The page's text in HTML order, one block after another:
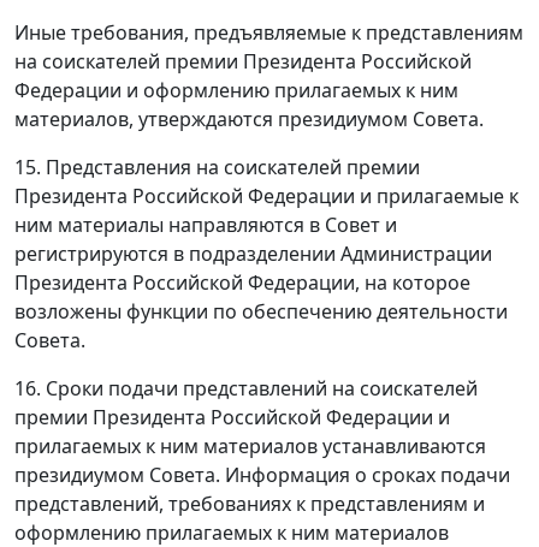
Иные требования, предъявляемые к представлениям
на соискателей премии Президента Российской
Федерации и оформлению прилагаемых к ним
материалов, утверждаются президиумом Совета.
15. Представления на соискателей премии
Президента Российской Федерации и прилагаемые к
ним материалы направляются в Совет и
регистрируются в подразделении Администрации
Президента Российской Федерации, на которое
возложены функции по обеспечению деятельности
Совета.
16. Сроки подачи представлений на соискателей
премии Президента Российской Федерации и
прилагаемых к ним материалов устанавливаются
президиумом Совета. Информация о сроках подачи
представлений, требованиях к представлениям и
оформлению прилагаемых к ним материалов